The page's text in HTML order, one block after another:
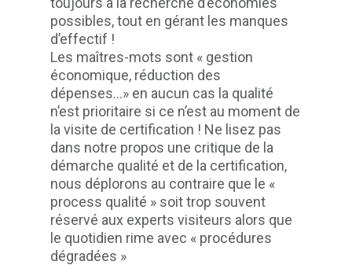
possibles, tout en gérant les manques
d’effectif !
Les maîtres-mots sont « gestion
économique, réduction des
dépenses...» en aucun cas la qualité
n’est prioritaire si ce n’est au moment de
la visite de certification ! Ne lisez pas
dans notre propos une critique de la
démarche qualité et de la certification,
nous déplorons au contraire que le «
process qualité » soit trop souvent
réservé aux experts visiteurs alors que
le quotidien rime avec « procédures
dégradées »